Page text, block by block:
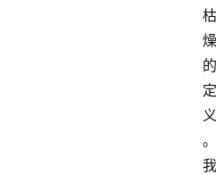
枯
燥
的
定
义
。
我